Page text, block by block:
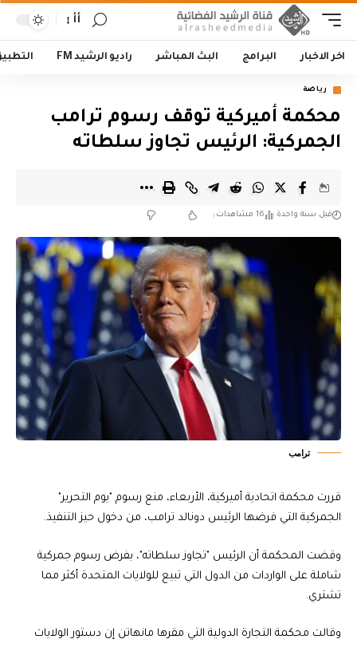
أأ
اخر الاخبار البرامج البث المباشر راديو الرشيد FM
رياضة
محكمة أميركية توقف رسوم ترامب
الجمركية: الرئيس تجاوز سلطاته
قبل سنة واحدة 16 مشاهدات
ترامب
قررت محكمة اتحادية أميركية، الأربعاء، منع رسوم "يوم التحرير"
الجمركية التي فرضها الرئيس دونالد ترامب، من دخول حيز التنفيذ.
وقضت المحكمة أن الرئيس "تجاوز سلطاته"، بفرض رسوم جمركية
شاملة على الواردات من الدول التي تبيع للولايات المتحدة أكثر مما
تشتري.
وقالت محكمة التجارة الدولية التي مقرها مانهاتن إن دستور الولايات